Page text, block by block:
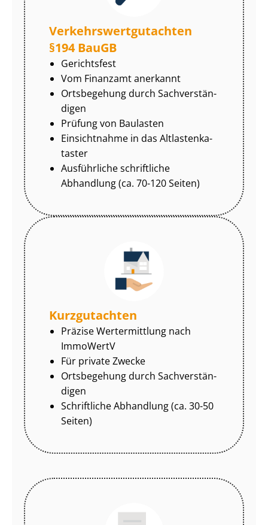
Ver­kehrs­wert­gut­ach­ten
§194 BauGB
Gerichtsfest
Vom Finanzamt anerkannt
Ortsbegehung durch Sach­ver­stän­
di­gen
Prüfung von Baulasten
Einsichtnahme in das Alt­las­ten­ka­
tas­ter
Ausführliche schriftliche
Abhandlung (ca. 70-120 Seiten)
Kurzgutachten
Präzise Wertermittlung nach
ImmoWertV
Für private Zwecke
Ortsbegehung durch Sach­ver­stän­
di­gen
Schriftliche Abhandlung (ca. 30-50
Seiten)